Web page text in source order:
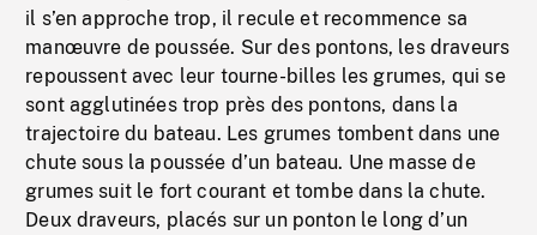
il s’en approche trop, il recule et recommence sa
manœuvre de poussée. Sur des pontons, les draveurs
repoussent avec leur tourne-billes les grumes, qui se
sont agglutinées trop près des pontons, dans la
trajectoire du bateau. Les grumes tombent dans une
chute sous la poussée d’un bateau. Une masse de
grumes suit le fort courant et tombe dans la chute.
Deux draveurs, placés sur un ponton le long d’un